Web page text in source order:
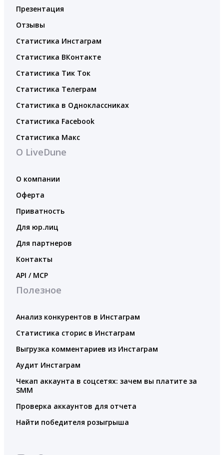
Презентация
Отзывы
Статистика Инстаграм
Статистика ВКонтакте
Статистика Тик Ток
Статистика Телеграм
Статистика в Одноклассниках
Статистика Facebook
Статистика Макс
О LiveDune
О компании
Оферта
Приватность
Для юр.лиц
Для партнеров
Контакты
API / MCP
Полезное
Анализ конкурентов в Инстаграм
Статистика сторис в Инстаграм
Выгрузка комментариев из Инстаграм
Аудит Инстаграм
Чекап аккаунта в соцсетях: зачем вы платите за
SMM
Проверка аккаунтов для отчета
Найти победителя розыгрыша